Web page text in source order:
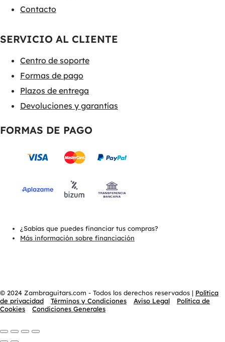
Contacto
SERVICIO AL CLIENTE
Centro de soporte
Formas de pago
Plazos de entrega
Devoluciones y garantías
FORMAS DE PAGO
¿Sabías que puedes financiar tus compras?
Más información sobre financiación
© 2024 Zambraguitars.com - Todos los derechos reservados | Política
de privacidad
Términos y Condiciones Aviso Legal
Política de
Cookies
Condiciones Generales